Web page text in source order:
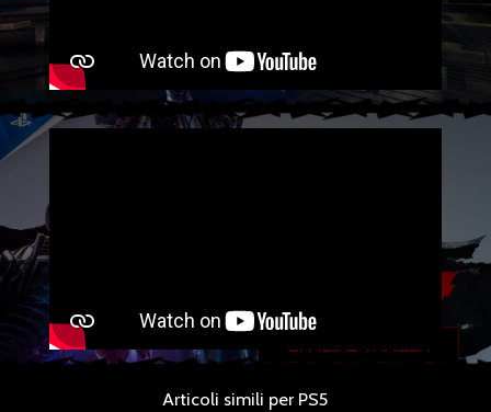
Articoli simili per PS5